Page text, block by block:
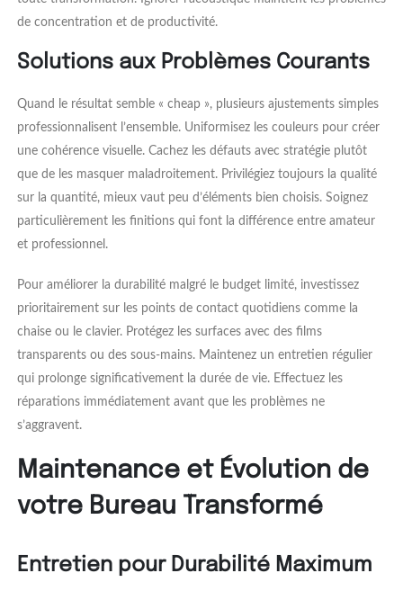
de concentration et de productivité.
Solutions aux Problèmes Courants
Quand le résultat semble « cheap », plusieurs ajustements simples
professionnalisent l’ensemble. Uniformisez les couleurs pour créer
une cohérence visuelle. Cachez les défauts avec stratégie plutôt
que de les masquer maladroitement. Privilégiez toujours la qualité
sur la quantité, mieux vaut peu d’éléments bien choisis. Soignez
particulièrement les finitions qui font la différence entre amateur
et professionnel.
Pour améliorer la durabilité malgré le budget limité, investissez
prioritairement sur les points de contact quotidiens comme la
chaise ou le clavier. Protégez les surfaces avec des films
transparents ou des sous-mains. Maintenez un entretien régulier
qui prolonge significativement la durée de vie. Effectuez les
réparations immédiatement avant que les problèmes ne
s’aggravent.
Maintenance et Évolution de
votre Bureau Transformé
Entretien pour Durabilité Maximum